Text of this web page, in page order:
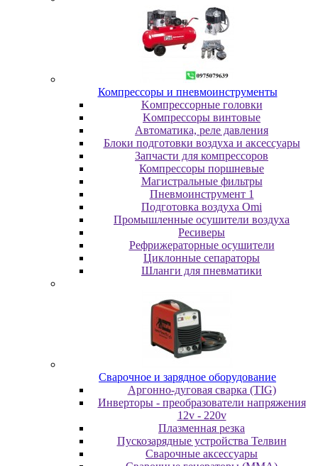
Компрессоры и пневмоинструменты
Koмпpeccopныe гoлoвки
Koмпpeccopы винтoвыe
Автоматика, реле давления
Блоки подготовки воздуха и аксессуары
Запчасти для компрессоров
Компрессоры поршневые
Магистральные фильтры
Пневмоинструмент 1
Подготовка воздуха Omi
Промышленные осушители воздуха
Ресиверы
Рефрижераторные осушители
Циклонные сепараторы
Шланги для пневматики
Cвapoчнoe и зарядное оборудование
Аргонно-дуговая сварка (TIG)
Инверторы - преобразователи напряжения
12v - 220v
Плазменная резка
Пускозарядные устройства Телвин
Сварочные аксессуары